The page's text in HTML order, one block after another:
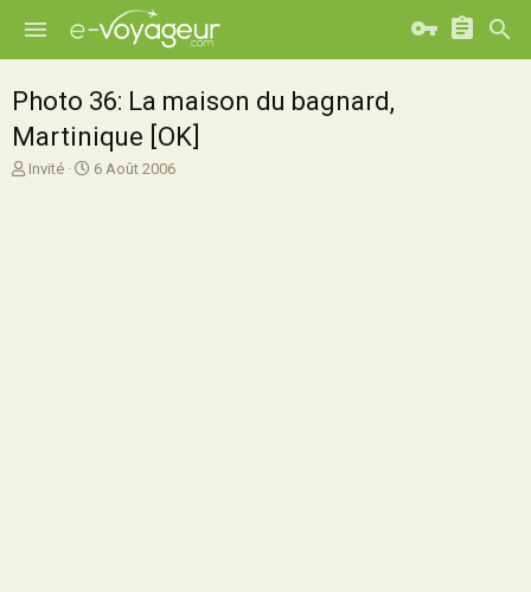
Photo 36: La maison du bagnard,
Martinique [OK]
A
Invité
D
6 Août 2006